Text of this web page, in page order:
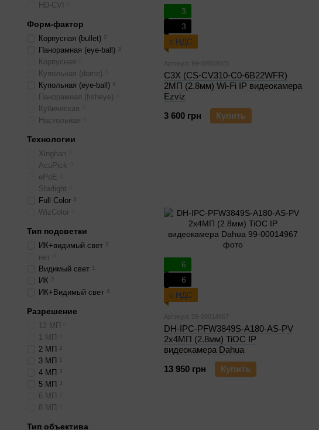
3
3
с НДС
Артикул: 99-00003075
C3X (CS-CV310-C0-6B22WFR)
2МП (2.8мм) Wi-Fi IP видеокамера
Ezviz
3 600 грн
Купить
6
6
с НДС
Артикул: 99-00014967
DH-IPC-PFW3849S-A180-AS-PV
2x4МП (2.8мм) TiOC IP
видеокамера Dahua
13 950 грн
Купить
HD-CVI
Форм-фактор
Корпусная (bullet) 2
Панорамная (eye-ball) 3
Корпусная
Купольная (dome)
Купольная (eye-ball) 4
Панорамная (fisheye)
Кубическая
Настольная
Технологии
Xinghan
AcuPick
ePoE
Starlight
Full Color 3
WizColor
Тип подсветки
ИК+видимый свет 2
нет
Видимый свет 1
ИК 2
ИК+Видимый свет 4
Разрешение
12 МП
1 МП
2 МП 2
3 МП 1
4 МП 3
5 МП 3
6 МП
8 МП
Тип объектива